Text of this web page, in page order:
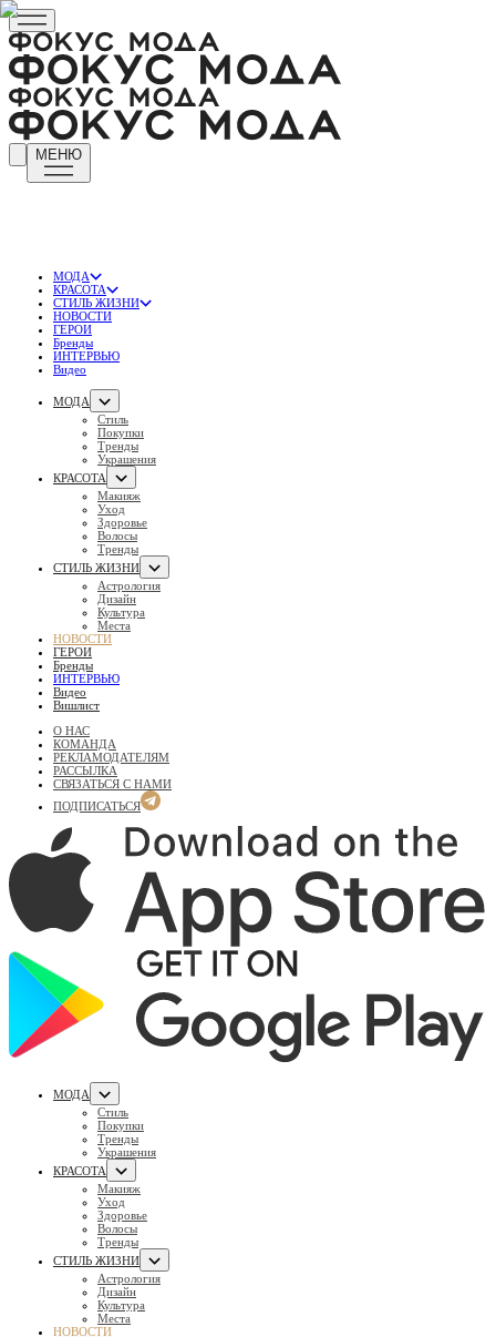
МЕНЮ
МОДА
КРАСОТА
СТИЛЬ ЖИЗНИ
НОВОСТИ
ГЕРОИ
Бренды
ИНТЕРВЬЮ
Видео
МОДА
Стиль
Покупки
Тренды
Украшения
КРАСОТА
Макияж
Уход
Здоровье
Волосы
Тренды
СТИЛЬ ЖИЗНИ
Астрология
Дизайн
Культура
Места
НОВОСТИ
ГЕРОИ
Бренды
ИНТЕРВЬЮ
Видео
Вишлист
О НАС
КОМАНДА
РЕКЛАМОДАТЕЛЯМ
РАССЫЛКА
СВЯЗАТЬСЯ С НАМИ
ПОДПИСАТЬСЯ
МОДА
Стиль
Покупки
Тренды
Украшения
КРАСОТА
Макияж
Уход
Здоровье
Волосы
Тренды
СТИЛЬ ЖИЗНИ
Астрология
Дизайн
Культура
Места
НОВОСТИ